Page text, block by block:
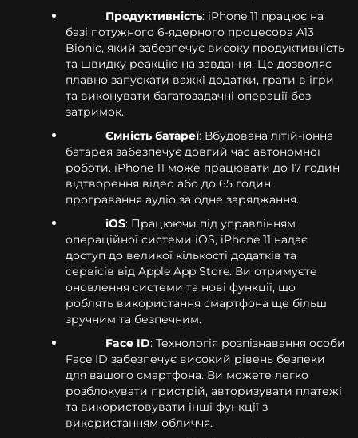
Продуктивність: iPhone 11 працює на
базі потужного 6-ядерного процесора A13
Bionic, який забезпечує високу продуктивність
та швидку реакцію на завдання. Це дозволяє
плавно запускати важкі додатки, грати в ігри
та виконувати багатозадачні операції без
затримок.
Ємність батареї: Вбудована літій-іонна
батарея забезпечує довгий час автономної
роботи. iPhone 11 може працювати до 17 годин
відтворення відео або до 65 годин
програвання аудіо за одне заряджання.
iOS: Працюючи під управлінням
операційної системи iOS, iPhone 11 надає
доступ до великої кількості додатків та
сервісів від Apple App Store. Ви отримуєте
оновлення системи та нові функції, що
роблять використання смартфона ще більш
зручним та безпечним.
Face ID: Технологія розпізнавання особи
Face ID забезпечує високий рівень безпеки
для вашого смартфона. Ви можете легко
розблокувати пристрій, авторизувати платежі
та використовувати інші функції з
використанням обличчя.